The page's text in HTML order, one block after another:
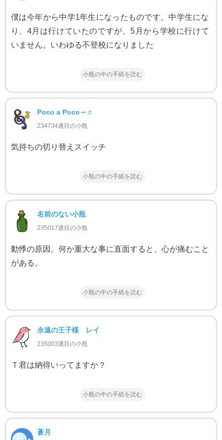
僕は今年から中学1年生になったものです。中学生にな
り、4月は行けていたのですが、5月から学校に行けて
いません。いわゆる不登校になりました
小瓶の中の手紙を読む
Poco a Poco～♬
234734通目の小瓶
気持ちの切り替えスイッチ
小瓶の中の手紙を読む
名前のない小瓶
235017通目の小瓶
動悸の原因。何か重大な事に直面すると、心が痛むこと
がある。
小瓶の中の手紙を読む
永遠の王子様 レイ
235003通目の小瓶
Ｔ君は納得いってますか？
小瓶の中の手紙を読む
蒼月